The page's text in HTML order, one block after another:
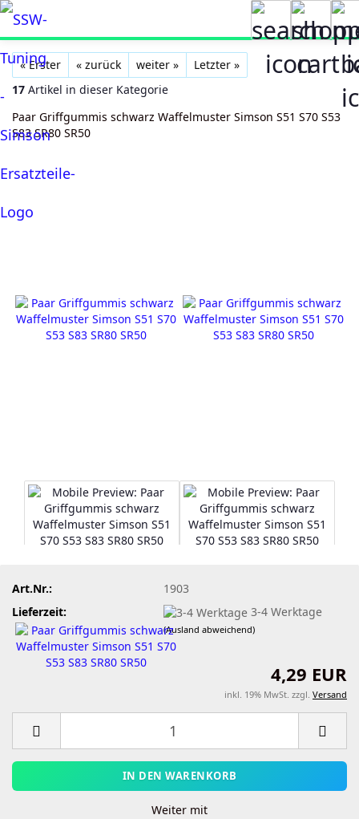
« Erster « zurück weiter »
Letzter »
17 Artikel in dieser Kategorie
Paar Griffgummis schwarz Waffelmuster Simson S51 S70 S53
S83 SR80 SR50
Art.Nr.:
1903
Lieferzeit:
3-4 Werktage
(Ausland abweichend)
4,29 EUR
inkl. 19% MwSt. zzgl. Versand
Weiter mit